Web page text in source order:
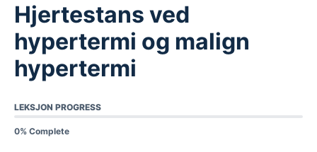
Hjertestans ved
hypertermi og malign
hypertermi
LEKSJON PROGRESS
0% Complete